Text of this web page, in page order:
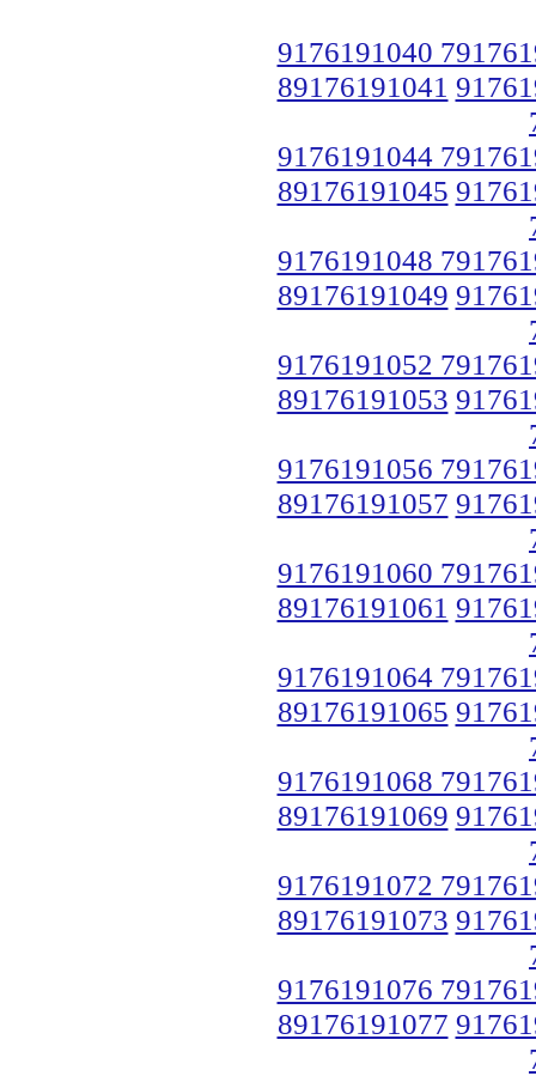
9176191040
89176191041
9176191044
89176191045
9176191048
89176191049
9176191052
89176191053
9176191056
89176191057
9176191060
89176191061
9176191064
89176191065
9176191068
89176191069
9176191072
89176191073
9176191076
89176191077